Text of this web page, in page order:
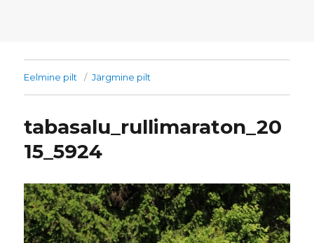
Eelmine pilt Järgmine pilt
tabasalu_rullimaraton_20
15_5924